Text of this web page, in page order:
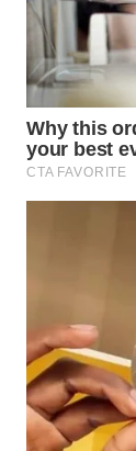
LESUNG
WN
KARO
WN
SIMALUNGUN
TAPANULI
TENGAH
WN DELI
SERDANG